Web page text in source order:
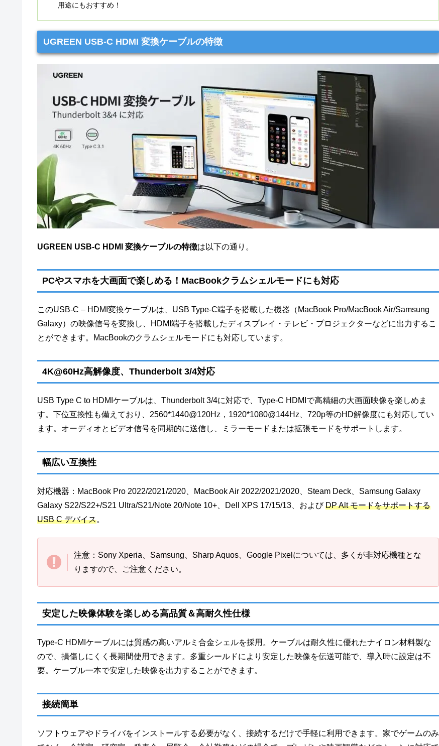
用途にもおすすめ！
UGREEN USB-C HDMI 変換ケーブルの特徴
UGREEN USB-C HDMI 変換ケーブルの特徴は以下の通り。
PCやスマホを大画面で楽しめる！MacBookクラムシェルモードにも対応
このUSB-C – HDMI変換ケーブルは、USB Type-C端子を搭載した機器（MacBook Pro/MacBook Air/Samsung
Galaxy）の映像信号を変換し、HDMI端子を搭載したディスプレイ・テレビ・プロジェクターなどに出力するこ
とができます。MacBookのクラムシェルモードにも対応しています。
4K@60Hz高解像度、Thunderbolt 3/4対応
USB Type C to HDMIケーブルは、Thunderbolt 3/4に対応で、Type-C HDMIで高精細の大画面映像を楽しめま
す。下位互換性も備えており、2560*1440@120Hz，1920*1080@144Hz、720p等のHD解像度にも対応してい
ます。オーディオとビデオ信号を同期的に送信し、ミラーモードまたは拡張モードをサポートします。
幅広い互換性
対応機器：MacBook Pro 2022/2021/2020、MacBook Air 2022/2021/2020、Steam Deck、Samsung Galaxy
Galaxy S22/S22+/S21 Ultra/S21/Note 20/Note 10+、Dell XPS 17/15/13、およびDP Alt モードをサポートする
USB C デバイス。
注意：Sony Xperia、Samsung、Sharp Aquos、Google Pixelについては、多くが非対応機種とな
りますので、ご注意ください。
安定した映像体験を楽しめる高品質＆高耐久性仕様
Type-C HDMIケーブルには質感の高いアルミ合金シェルを採用。ケーブルは耐久性に優れたナイロン材料製な
ので、損傷しにくく長期間使用できます。多重シールドにより安定した映像を伝送可能で、導入時に設定は不
要。ケーブル一本で安定した映像を出力することができます。
接続簡単
ソフトウェアやドライバをインストールする必要がなく、接続するだけで手軽に利用できます。家でゲームのみ